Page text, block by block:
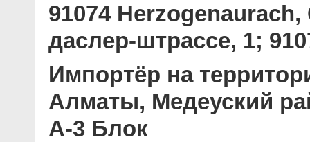
91074
даслер-штрассе, 1;
Импортёр на
Алматы, Медеуский
А-3 Блок